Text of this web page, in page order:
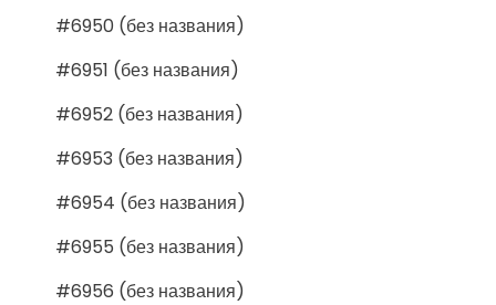
#6950 (без названия)
#6951 (без названия)
#6952 (без названия)
#6953 (без названия)
#6954 (без названия)
#6955 (без названия)
#6956 (без названия)